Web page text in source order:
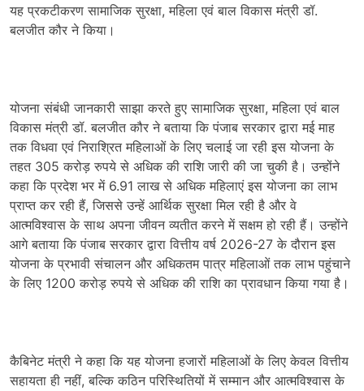
यह प्रकटीकरण सामाजिक सुरक्षा, महिला एवं बाल विकास मंत्री डॉ.
बलजीत कौर ने किया।
योजना संबंधी जानकारी साझा करते हुए सामाजिक सुरक्षा, महिला एवं बाल
विकास मंत्री डॉ. बलजीत कौर ने बताया कि पंजाब सरकार द्वारा मई माह
तक विधवा एवं निराश्रित महिलाओं के लिए चलाई जा रही इस योजना के
तहत 305 करोड़ रुपये से अधिक की राशि जारी की जा चुकी है। उन्होंने
कहा कि प्रदेश भर में 6.91 लाख से अधिक महिलाएं इस योजना का लाभ
प्राप्त कर रही हैं, जिससे उन्हें आर्थिक सुरक्षा मिल रही है और वे
आत्मविश्वास के साथ अपना जीवन व्यतीत करने में सक्षम हो रही हैं। उन्होंने
आगे बताया कि पंजाब सरकार द्वारा वित्तीय वर्ष 2026-27 के दौरान इस
योजना के प्रभावी संचालन और अधिकतम पात्र महिलाओं तक लाभ पहुंचाने
के लिए 1200 करोड़ रुपये से अधिक की राशि का प्रावधान किया गया है।
कैबिनेट मंत्री ने कहा कि यह योजना हजारों महिलाओं के लिए केवल वित्तीय
सहायता ही नहीं, बल्कि कठिन परिस्थितियों में सम्मान और आत्मविश्वास के